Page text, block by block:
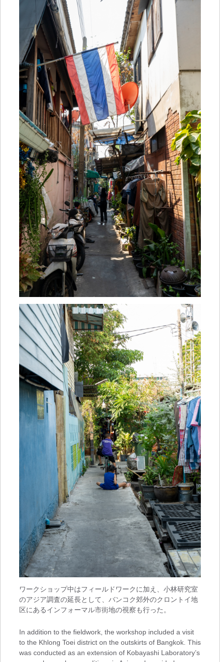
ワークショップ中はフィールドワークに加え、小林研究室
のアジア調査の延長として、バンコク郊外のクロントイ地
区にあるインフォーマル市街地の視察も行った。
In addition to the fieldwork, the workshop included a visit
to the Khlong Toei district on the outskirts of Bangkok. This
was conducted as an extension of Kobayashi Laboratory’s